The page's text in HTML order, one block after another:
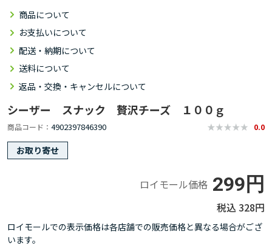
商品について
お支払いについて
配送・納期について
送料について
返品・交換・キャンセルについて
シーザー スナック 贅沢チーズ １００ｇ
商品コード 4902397846390 0.0
お取り寄せ
ロイモール価格 299円
328円
ロイモールでの表示価格は各店舗での販売価格と異なる場合がござ
います。